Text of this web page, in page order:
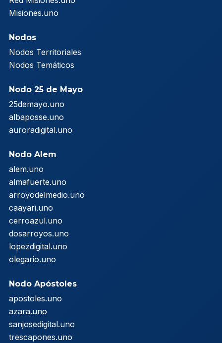
Misiones.uno
Nodos
Nodos Territoriales
Nodos Temáticos
Nodo 25 de Mayo
25demayo.uno
albaposse.uno
auroradigital.uno
Nodo Alem
alem.uno
almafuerte.uno
arroyodelmedio.uno
caayari.uno
cerroazul.uno
dosarroyos.uno
lopezdigital.uno
olegario.uno
Nodo Apóstoles
apostoles.uno
azara.uno
sanjosedigital.uno
trescapones.uno